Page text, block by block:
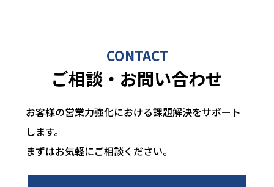
CONTACT
ご相談・お問い合わせ
お客様の営業力強化における課題解決をサポート
します。
まずはお気軽にご相談ください。